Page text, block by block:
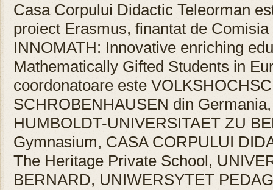
Casa Corpului Didactic Teleorman
proiect Erasmus, finantat de
INNOMATH: Innovative enriching
Mathematically Gifted Students in
coordonatoare este
SCHROBENHAUSEN din
HUMBOLDT-UNIVERSITAET ZU
Gymnasium, CASA CORPULUI
The Heritage Private School,
BERNARD, UNIWERSYTET